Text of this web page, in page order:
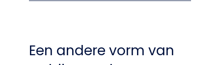
Een andere vorm van